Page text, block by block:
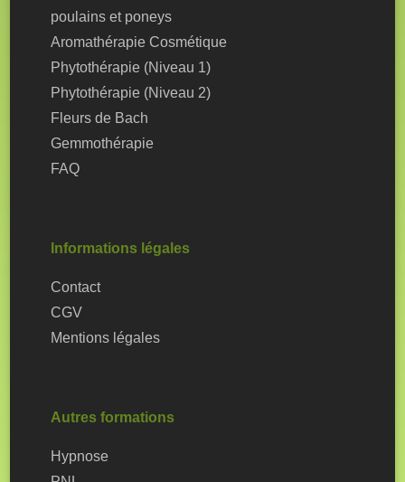
poulains et poneys
Aromathérapie Cosmétique
Phytothérapie (Niveau 1)
Phytothérapie (Niveau 2)
Fleurs de Bach
Gemmothérapie
FAQ
Informations légales
Contact
CGV
Mentions légales
Autres formations
Hypnose